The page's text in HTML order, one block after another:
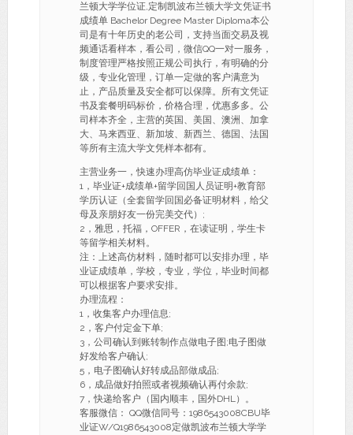
兰顿大学学位证,定制凯波布兰顿大学文凭证书
成绩单 Bachelor Degree Master Diploma本公
司是有十年历史的老公司，支持当面交易及视
频通话看样本，看公司，微信QQ一对一服务，
制度管理严格按照正规公司执行，有明确的分
级，专业化管理，订单一定做的客户满意为
止，产品质量及安全都可以保障。所有文凭证
书及套餐明码标价，价格合理，优惠多多。公
司样本齐全，主营的英国、美国、澳洲、加拿
大、马来西亚、新加坡、新西兰、德国、法国
等所有主流大学文凭样本都有。
主营业务一，快速办理高仿毕业证成绩单：
1，毕业证+成绩单+留学回国人员证明+教育部
学历认证（全套留学回国必备证明材料，给父
母及亲朋好友一份完美交代）;
2，雅思，托福，OFFER，在读证明，学生卡
等留学相关材料。
注：上述高仿材料，随时都可以安排办理，毕
业证成绩单，学校，专业，学位，毕业时间都
可以根据客户要求安排。
办理流程：
1，收集客户办理信息;
2，客户付定金下单;
3，公司确认到账转制作点做电子图;电子图做
好发给客户确认;
5，电子图确认好转成品部做成品;
6，成品做好拍照或者视频确认再付余款;
7，快递给客户（国内顺丰，国外DHL）。
客服微信： QQ微信同号：1986543008CBU毕
业证W/Q1986543008定做凯波布兰顿大学学